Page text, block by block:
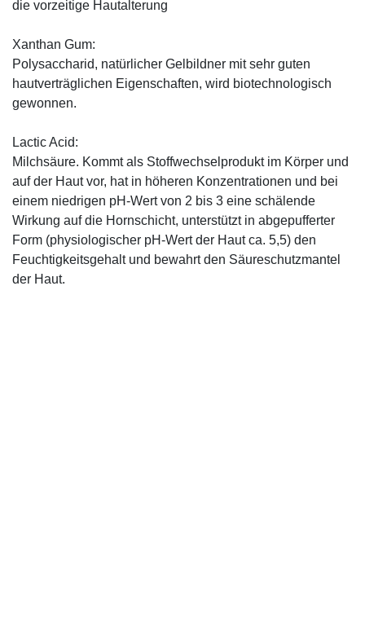
die vorzeitige Hautalterung
Xanthan Gum:
Polysaccharid, natürlicher Gelbildner mit sehr guten
hautverträglichen Eigenschaften, wird biotechnologisch
gewonnen.
Lactic Acid:
Milchsäure. Kommt als Stoffwechselprodukt im Körper und
auf der Haut vor, hat in höheren Konzentrationen und bei
einem niedrigen pH-Wert von 2 bis 3 eine schälende
Wirkung auf die Hornschicht, unterstützt in abgepufferter
Form (physiologischer pH-Wert der Haut ca. 5,5) den
Feuchtigkeitsgehalt und bewahrt den Säureschutzmantel
der Haut.